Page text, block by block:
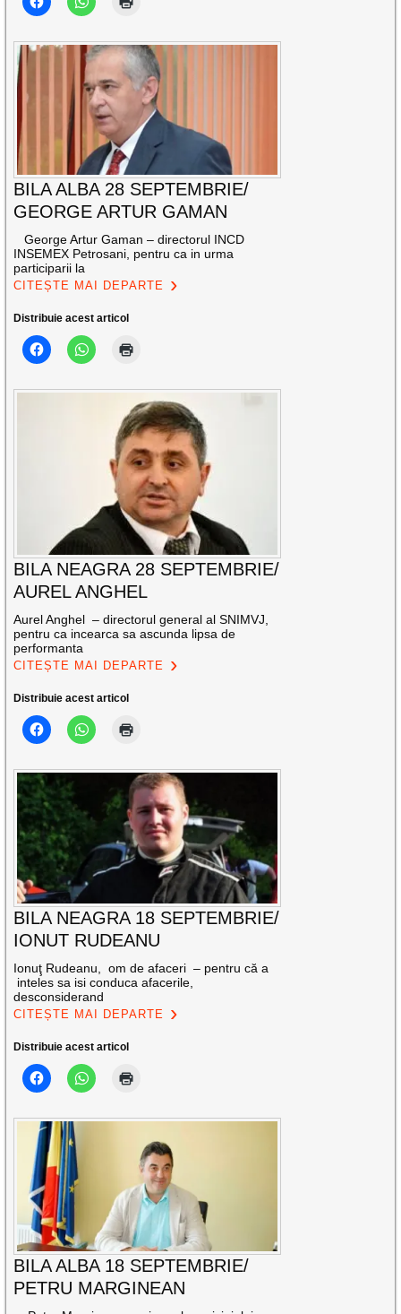
BILA ALBA 28 SEPTEMBRIE/
GEORGE ARTUR GAMAN
George Artur Gaman – directorul INCD
INSEMEX Petrosani, pentru ca in urma
participarii la
CITEȘTE MAI DEPARTE
Distribuie acest articol
BILA NEAGRA 28 SEPTEMBRIE/
AUREL ANGHEL
Aurel Anghel – directorul general al SNIMVJ,
pentru ca incearca sa ascunda lipsa de
performanta
CITEȘTE MAI DEPARTE
Distribuie acest articol
BILA NEAGRA 18 SEPTEMBRIE/
IONUT RUDEANU
Ionuţ Rudeanu, om de afaceri – pentru că a
inteles sa isi conduca afacerile,
desconsiderand
CITEȘTE MAI DEPARTE
Distribuie acest articol
BILA ALBA 18 SEPTEMBRIE/
PETRU MARGINEAN